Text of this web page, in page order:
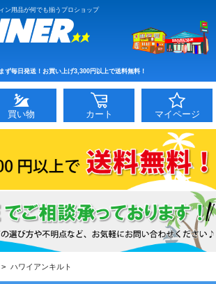
ン用品が何でも揃うプロショップ
ず毎日発送！お買い上げ3,300円以上で送料無料！
買い物 カート マイページ
> ハワイアンキルト